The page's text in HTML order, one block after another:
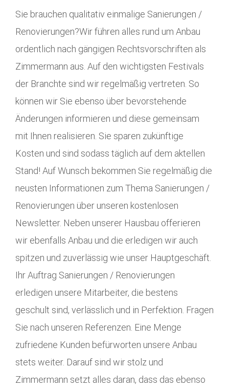
Sie brauchen qualitativ einmalige Sanierungen /
Renovierungen?Wir führen alles rund um Anbau
ordentlich nach gängigen Rechtsvorschriften als
Zimmermann aus. Auf den wichtigsten Festivals
der Branchte sind wir regelmäßig vertreten. So
können wir Sie ebenso über bevorstehende
Änderungen informieren und diese gemeinsam
mit Ihnen realisieren. Sie sparen zukünftige
Kosten und sind sodass täglich auf dem aktellen
Stand! Auf Wunsch bekommen Sie regelmäßig die
neusten Informationen zum Thema Sanierungen /
Renovierungen über unseren kostenlosen
Newsletter. Neben unserer Hausbau offerieren
wir ebenfalls Anbau und die erledigen wir auch
spitzen und zuverlässig wie unser Hauptgeschäft.
Ihr Auftrag Sanierungen / Renovierungen
erledigen unsere Mitarbeiter, die bestens
geschult sind, verlässlich und in Perfektion. Fragen
Sie nach unseren Referenzen. Eine Menge
zufriedene Kunden befürworten unsere Anbau
stets weiter. Darauf sind wir stolz und
Zimmermann setzt alles daran, dass das ebenso